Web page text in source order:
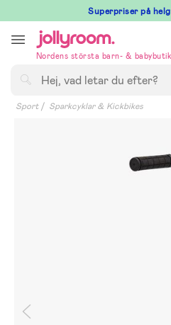
till
innehållet
Superpriser på
Nordens största barn- & babybutik
Sport Sparkcyklar & Kickbikes